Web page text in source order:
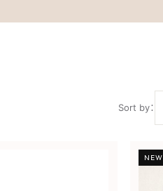
Sort by：
NEW